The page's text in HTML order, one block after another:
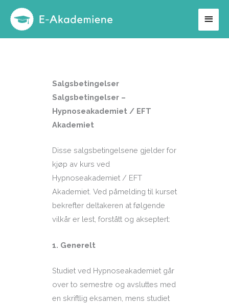
Hopp
rett
Salgsbetingelser
Salgsbetingelser –
Hypnoseakademiet / EFT
Akademiet
Disse salgsbetingelsene gjelder for
kjøp av kurs ved
Hypnoseakademiet / EFT
Akademiet. Ved påmelding til kurset
bekrefter deltakeren at følgende
vilkår er lest, forstått og akseptert:
1. Generelt
Studiet ved Hypnoseakademiet går
over to semestre og avsluttes med
en skriftlig eksamen, mens studiet